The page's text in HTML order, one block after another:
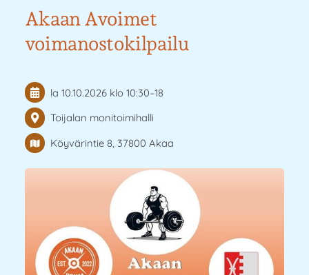
Akaan Avoimet
voimanostokilpailu
la 10.10.2026 klo 10:30–18
Toijalan monitoimihalli
Köyvärintie 8, 37800 Akaa